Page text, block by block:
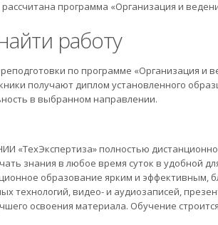
программа «Организация и
работу
по программе «Организация и
получают диплом установленного
в выбранном направлении.
«ТехЭкспертиза» полностью
знания в любое время суток в удобной
образование ярким и эффективным,
технологий, видео- и аудиозаписей,
освоения материала. Обучение